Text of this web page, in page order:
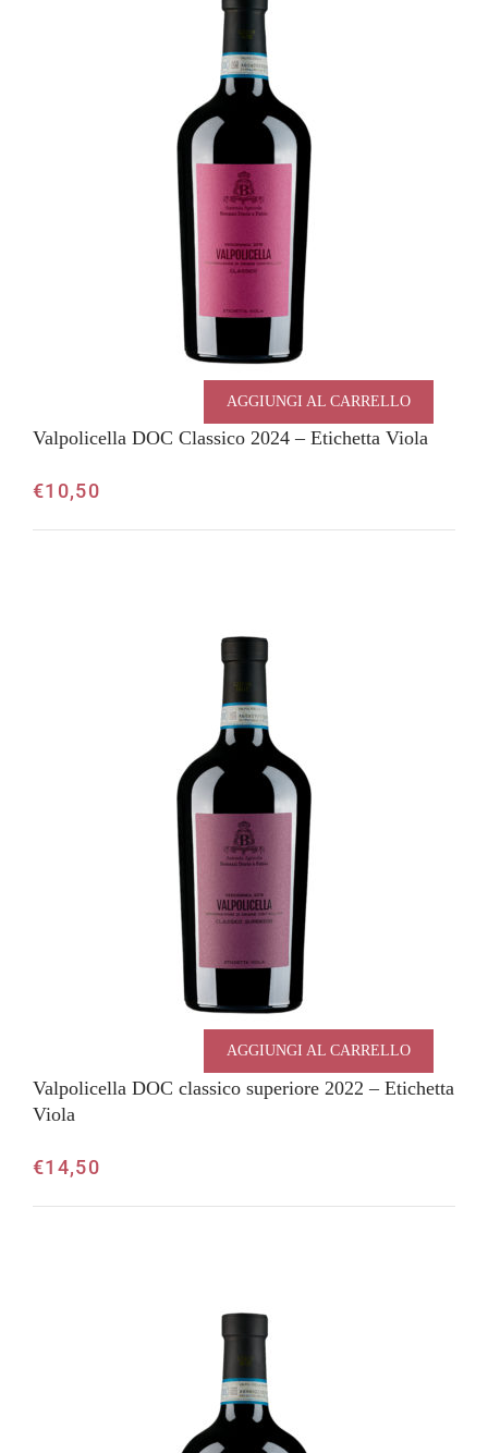
Valpolicella DOC Classico 2024 – Etichetta Viola
€10,50
AGGIUNGI AL CARRELLO
Valpolicella DOC classico superiore 2022 – Etichetta
Viola
€14,50
AGGIUNGI AL CARRELLO